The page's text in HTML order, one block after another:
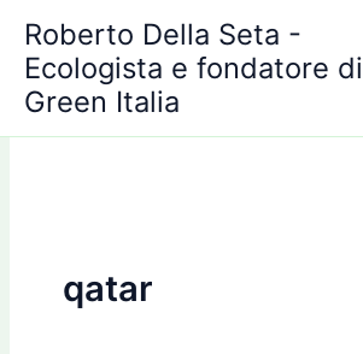
contenuto
Roberto Della Seta -
Ecologista e fondatore di
Green Italia
qatar
r
c
h